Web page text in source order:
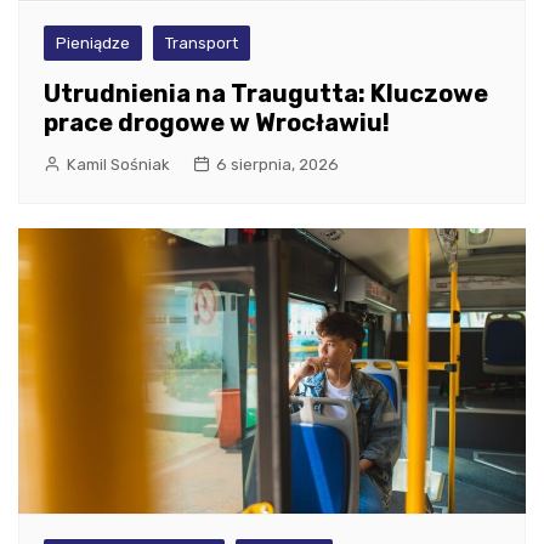
Pieniądze Transport
Utrudnienia na Traugutta: Kluczowe
prace drogowe w Wrocławiu!
Kamil Sośniak 6 sierpnia, 2026